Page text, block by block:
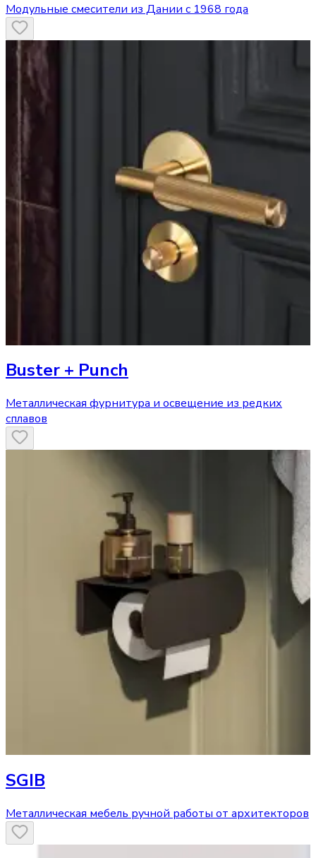
Модульные смесители из Дании с 1968 года
Buster + Punch
Металлическая фурнитура и освещение из редких
сплавов
SGIB
Металлическая мебель ручной работы от архитекторов